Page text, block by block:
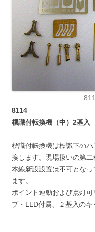
8114
標識付転換機（中）2基
標識付転換機は標識下の
換します。現場扱いの第
本線新設設置は不可とな
ます。
ポイント連動および点灯
ブ・LED付属、２基入のキ